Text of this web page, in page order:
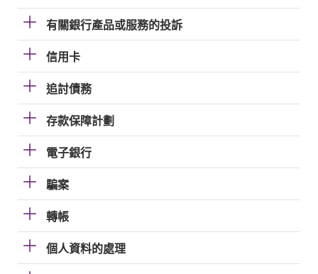
有關銀行產品或服務的投訴
信用卡
追討債務
存款保障計劃
電子銀行
騙案
轉帳
個人資料的處理